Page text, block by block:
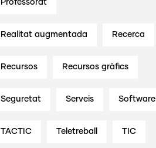
Professorat
Realitat augmentada Recerca
Recursos Recursos gràfics
Seguretat Serveis Software
TACTIC Teletreball TIC